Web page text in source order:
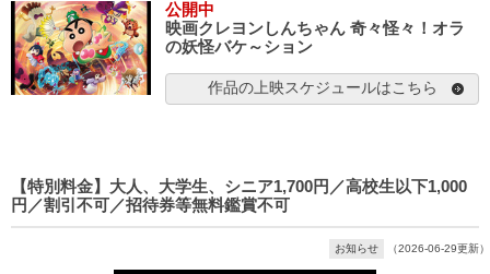
公開中
映画クレヨンしんちゃん 奇々怪々！オラ
の妖怪バケ～ション
作品の上映スケジュールはこちら
【特別料金】大人、大学生、シニア1,700円／高校生以下1,000
円／割引不可／招待券等無料鑑賞不可
お知らせ （2026-06-29更新）